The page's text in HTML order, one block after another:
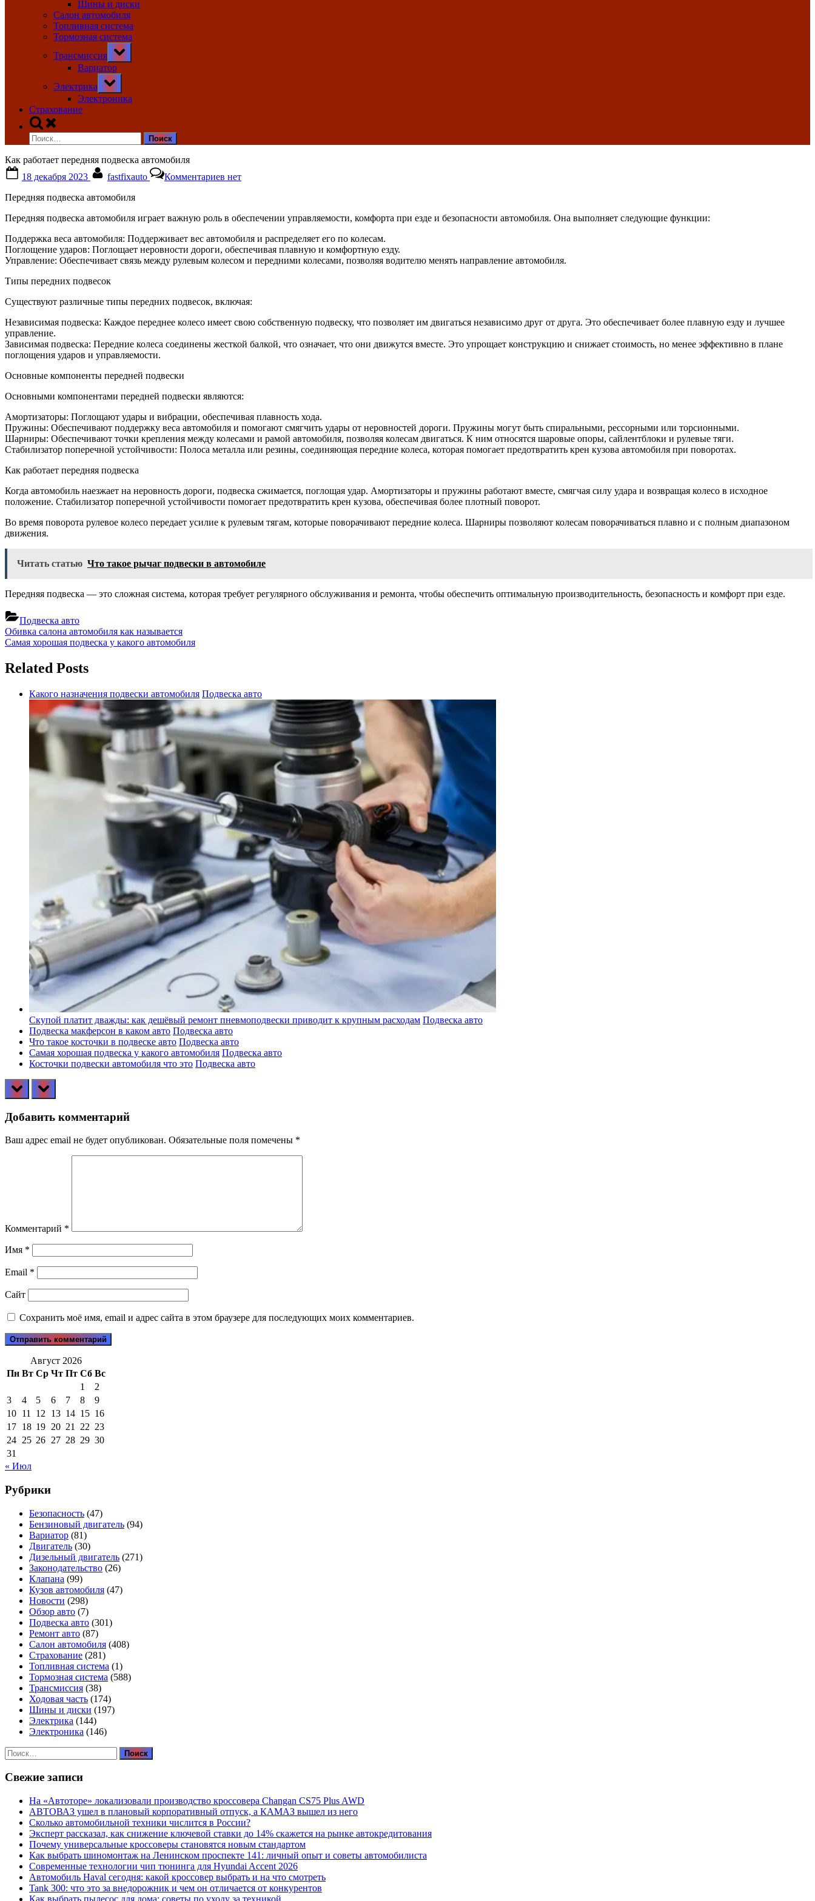
Шины и диски
Салон автомобиля
Топливная система
Тормозная система
Трансмиссия
Toggle
sub-
menu
Вариатор
Электрика
Toggle
sub-
menu
Электроника
Страхование
Toggle
search
form
Найти:
Как работает передняя подвеска автомобиля
on
18 декабря 2023 fastfixauto Комментариевзаписи
передняя
подвеска
автомобиля
нет
Передняя подвеска автомобиля
Передняя подвеска автомобиля играет важную роль в обеспечении управляемости, комфорта при езде и безопасности автомобиля. Она выполняет следующие функции:
Поддержка веса автомобиля: Поддерживает вес автомобиля и распределяет его по колесам.
Поглощение ударов: Поглощает неровности дороги, обеспечивая плавную и комфортную езду.
Управление: Обеспечивает связь между рулевым колесом и передними колесами, позволяя водителю менять направление автомобиля.
Типы передних подвесок
Существуют различные типы передних подвесок, включая:
Независимая подвеска: Каждое переднее колесо имеет свою собственную подвеску, что позволяет им двигаться независимо друг от друга. Это обеспечивает более плавную езду и лучшее
управление.
Зависимая подвеска: Передние колеса соединены жесткой балкой, что означает, что они движутся вместе. Это упрощает конструкцию и снижает стоимость, но менее эффективно в плане
поглощения ударов и управляемости.
Основные компоненты передней подвески
Основными компонентами передней подвески являются:
Амортизаторы: Поглощают удары и вибрации, обеспечивая плавность хода.
Пружины: Обеспечивают поддержку веса автомобиля и помогают смягчить удары от неровностей дороги. Пружины могут быть спиральными, рессорными или торсионными.
Шарниры: Обеспечивают точки крепления между колесами и рамой автомобиля, позволяя колесам двигаться. К ним относятся шаровые опоры, сайлентблоки и рулевые тяги.
Стабилизатор поперечной устойчивости: Полоса металла или резины, соединяющая передние колеса, которая помогает предотвратить крен кузова автомобиля при поворотах.
Как работает передняя подвеска
Когда автомобиль наезжает на неровность дороги, подвеска сжимается, поглощая удар. Амортизаторы и пружины работают вместе, смягчая силу удара и возвращая колесо в исходное
положение. Стабилизатор поперечной устойчивости помогает предотвратить крен кузова, обеспечивая более плотный поворот.
Во время поворота рулевое колесо передает усилие к рулевым тягам, которые поворачивают передние колеса. Шарниры позволяют колесам поворачиваться плавно и с полным диапазоном
движения.
Читать статью Что такое рычаг подвески в автомобиле
Передняя подвеска — это сложная система, которая требует регулярного обслуживания и ремонта, чтобы обеспечить оптимальную производительность, безопасность и комфорт при езде.
Подвеска авто
Навигация
по
записям
Previous
Post:
Обивка салона автомобиля как называется
Next
Самая хорошая подвеска у какого автомобиля
Related Posts
Какого назначения подвески автомобиля Подвеска авто
Скупой платит дважды: как дешёвый ремонт пневмоподвески приводит к крупным расходам Подвеска авто
Подвеска макферсон в каком авто Подвеска авто
Что такое косточки в подвеске авто Подвеска авто
Самая хорошая подвеска у какого автомобиля Подвеска авто
Косточки подвески автомобиля что это Подвеска авто
prev next
Добавить комментарий
Ваш адрес email не будет опубликован. Обязательные поля помечены *
Комментарий *
Имя *
Email *
Сайт
Сохранить моё имя, email и адрес сайта в этом браузере для последующих моих комментариев.
Август 2026
Пн Вт Ср Чт Пт Сб Вс
1
2
3
4 5 6 7 8
9
10 11 12 13 14 15 16
17 18 19 20 21 22 23
24 25 26 27 28 29 30
31
« Июл
Рубрики
Безопасность (47)
Бензиновый двигатель (94)
Вариатор (81)
Двигатель (30)
Дизельный двигатель (271)
Законодательство (26)
Клапана (99)
Кузов автомобиля (47)
Новости (298)
Обзор авто (7)
Подвеска авто (301)
Ремонт авто (87)
Салон автомобиля (408)
Страхование (281)
Топливная система (1)
Тормозная система (588)
Трансмиссия (38)
Ходовая часть (174)
Шины и диски (197)
Электрика (144)
Электроника (146)
Найти:
Свежие записи
На «Автоторе» локализовали производство кроссовера Changan CS75 Plus AWD
АВТОВАЗ ушел в плановый корпоративный отпуск, а КАМАЗ вышел из него
Сколько автомобильной техники числится в России?
Эксперт рассказал, как снижение ключевой ставки до 14% скажется на рынке автокредитования
Почему универсальные кроссоверы становятся новым стандартом
Как выбрать шиномонтаж на Ленинском проспекте 141: личный опыт и советы автомобилиста
Современные технологии чип тюнинга для Hyundai Accent 2026
Автомобиль Haval сегодня: какой кроссовер выбрать и на что смотреть
Tank 300: что это за внедорожник и чем он отличается от конкурентов